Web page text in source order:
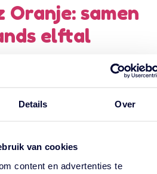
Details Over
van cookies
content en advertenties te
Oranje: samen
elftal
bedrijven hét moment waarop
ineens over iets anders gaan
Nederlands elftal speelt, Oranje
op een manier die verbindt én
Pubquiz over […]